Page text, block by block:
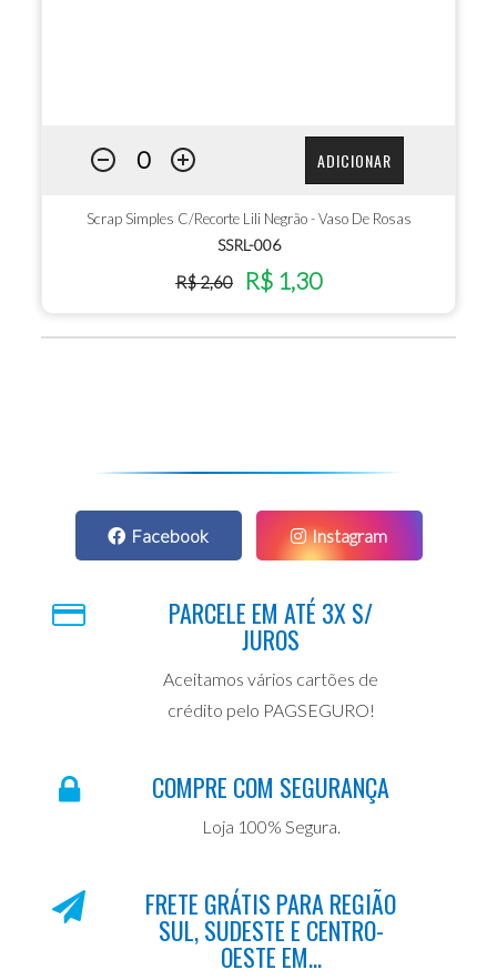
ADICIONAR
Scrap Simples C/Recorte Lili Negrão - Vaso De Rosas
SSRL-006
R$ 2,60 R$ 1,30
Facebook Instagram
PARCELE EM ATÉ 3X S/
JUROS
Aceitamos vários cartões de
crédito pelo PAGSEGURO!
COMPRE COM SEGURANÇA
Loja 100% Segura.
FRETE GRÁTIS PARA REGIÃO
SUL, SUDESTE E CENTRO-
OESTE EM...